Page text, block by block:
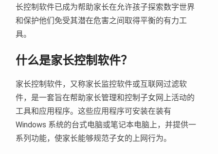
长控制软件已成为帮助家长在允许孩子探索数字世界
和保护他们免受其潜在危害之间取得平衡的有力工
具。
什么是家长控制软件？
家长控制软件，又称家长监控软件或互联网过滤软
件，是一套旨在帮助家长管理和控制子女网上活动的
工具和应用程序。这些应用程序可安装在装有
Windows 系统的台式电脑或笔记本电脑上，并提供一
系列功能，使家长能够规范子女的上网行为。